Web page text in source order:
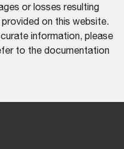
or losses resulting
on this website.
information, please
to the documentation